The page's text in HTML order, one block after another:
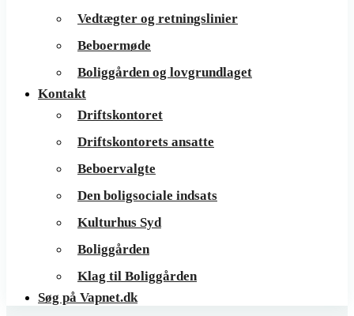
Vedtægter og retningslinier
Beboermøde
Boliggården og lovgrundlaget
Kontakt
Driftskontoret
Driftskontorets ansatte
Beboervalgte
Den boligsociale indsats
Kulturhus Syd
Boliggården
Klag til Boliggården
Søg på Vapnet.dk